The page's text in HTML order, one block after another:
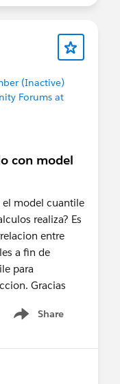
(Inactive)
Forums at
con model
el model cuantile
realiza? Es
entre
a fin de
para
Gracias
Share
Show menu